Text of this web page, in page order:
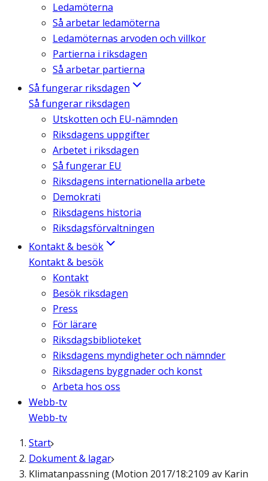
Ledamöterna
Så arbetar ledamöterna
Ledamöternas arvoden och villkor
Partierna i riksdagen
Så arbetar partierna
Så fungerar riksdagen
Så fungerar riksdagen
Utskotten och EU-nämnden
Riksdagens uppgifter
Arbetet i riksdagen
Så fungerar EU
Riksdagens internationella arbete
Demokrati
Riksdagens historia
Riksdagsförvaltningen
Kontakt & besök
Kontakt & besök
Kontakt
Besök riksdagen
Press
För lärare
Riksdagsbiblioteket
Riksdagens myndigheter och nämnder
Riksdagens byggnader och konst
Arbeta hos oss
Webb-tv
Webb-tv
Start
Dokument & lagar
Klimatanpassning (Motion 2017/18:2109 av Karin